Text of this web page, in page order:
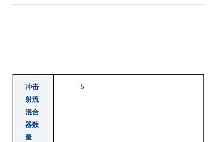
冲击
射流
混合
器数
量
5